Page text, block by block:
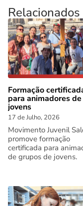
Relacionados
Formação
para animadores de
jovens
17 de Julho, 2026
Movimento Juvenil
promove formação
certificada para
de grupos de jovens.